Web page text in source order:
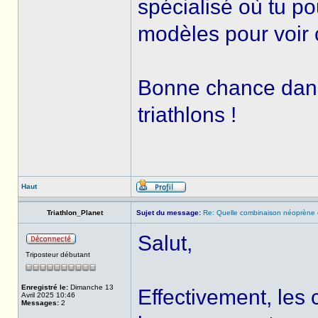
spécialisé où tu
modèles pour voir
Bonne chance
triathlons !
Haut
Triathlon_Planet Sujet du message: Re: Quelle combinaison néoprène
Triposteur débutant
Enregistré le: Dimanche 13
Avril 2025 10:46
Messages: 2
Salut,
Effectivement, les